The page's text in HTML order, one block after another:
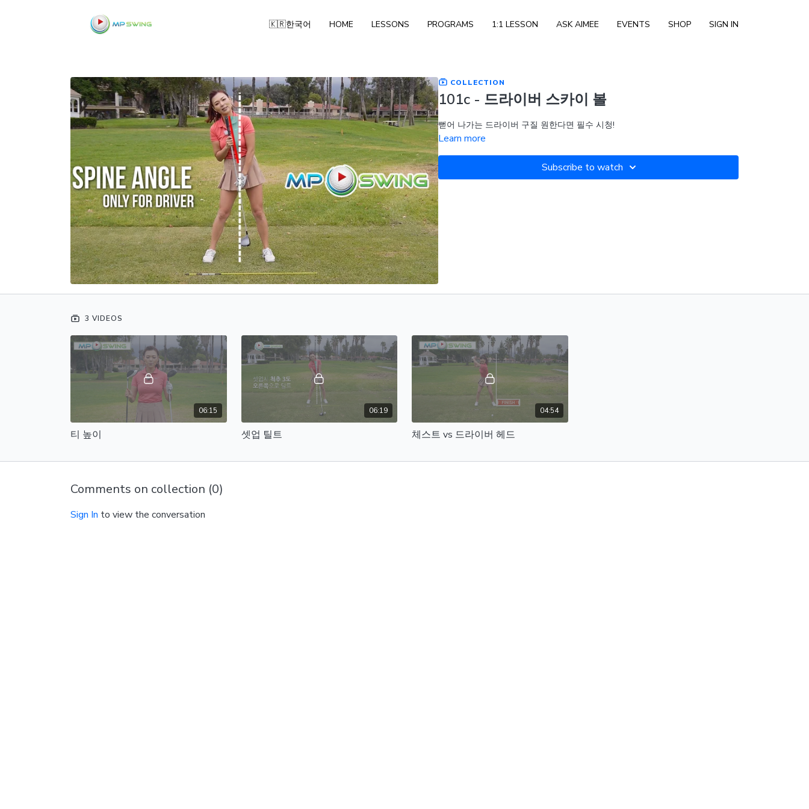
🇰🇷한국어 HOME LESSONS PROGRAMS 1:1 LESSON ASK AIMEE EVENTS SHOP SIGN IN
COLLECTION
101c - 드라이버 스카이 볼
뻗어 나가는 드라이버 구질 원한다면 필수 시청!
Learn more
Subscribe to watch
3 VIDEOS
06:15
티 높이
06:19
셋업 틸트
04:54
체스트 vs 드라이버 헤드
Comments on collection (0)
Sign In to view the conversation